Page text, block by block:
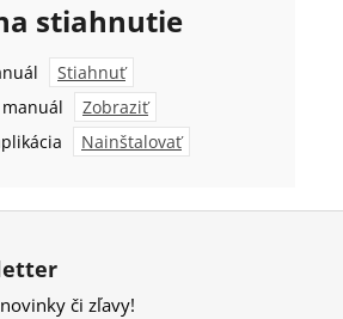
stiahnutie
Stiahnuť
Zobraziť
Nainštalovať
či zľavy!